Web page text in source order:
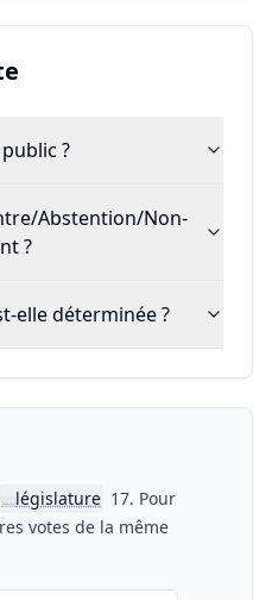
?
Abstention/Non-
?
elle déterminée ?
📖législature 17. Pour
votes de la même